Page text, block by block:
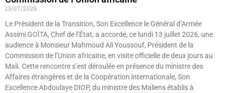
13/07/2026
Le Président de la Transition, Son Excellence le Général d’Armée
Assimi GOÏTA, Chef de l’État, a accordé, ce lundi 13 juillet 2026, une
audience à Monsieur Mahmoud Ali Youssouf, Président de la
Commission de l’Union africaine, en visite officielle de deux jours au
Mali. Cette rencontre s’est déroulée en présence du ministre des
Affaires étrangères et de la Coopération internationale, Son
Excellence Abdoulaye DIOP, du ministre des Maliens établis à